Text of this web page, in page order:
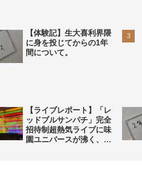
【体験記】生大喜利界隈
に身を投じてからの1年
間について。
【ライブレポート】「レ
ッドブルサンパチ」完全
招待制超熱気ライブに味
園ユニバースが沸く、沸